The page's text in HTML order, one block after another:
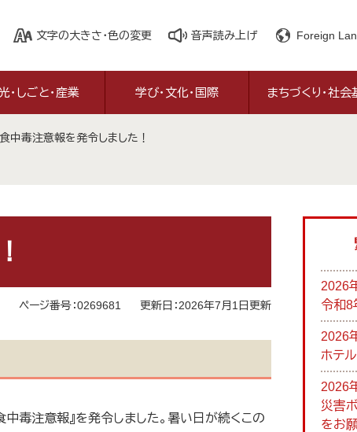
文字の大きさ・色の変更 音声読み上げ Foreign
・しごと・産業 学び・文化・国際 まちづくり・社会
食中毒注意報を発令しました！
ページ番号：0269681 更新日：2026年7月1日更新
毒注意報』を発令しました。暑い日が続くこの
2026
令和8
2026
ホテ
2026
災害
をお